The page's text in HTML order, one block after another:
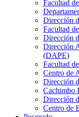
Facultad
Dirección
Facultad
Dirección
Dirección
(DAPE)
Facultad
Centro de
Dirección
Cachimbo
Dirección
Centro de